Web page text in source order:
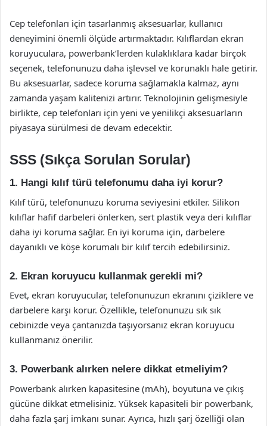
Cep telefonları için tasarlanmış aksesuarlar, kullanıcı
deneyimini önemli ölçüde artırmaktadır. Kılıflardan ekran
koruyuculara, powerbank’lerden kulaklıklara kadar birçok
seçenek, telefonunuzu daha işlevsel ve korunaklı hale getirir.
Bu aksesuarlar, sadece koruma sağlamakla kalmaz, aynı
zamanda yaşam kalitenizi artırır. Teknolojinin gelişmesiyle
birlikte, cep telefonları için yeni ve yenilikçi aksesuarların
piyasaya sürülmesi de devam edecektir.
SSS (Sıkça Sorulan Sorular)
1. Hangi kılıf türü telefonumu daha iyi korur?
Kılıf türü, telefonunuzu koruma seviyesini etkiler. Silikon
kılıflar hafif darbeleri önlerken, sert plastik veya deri kılıflar
daha iyi koruma sağlar. En iyi koruma için, darbelere
dayanıklı ve köşe korumalı bir kılıf tercih edebilirsiniz.
2. Ekran koruyucu kullanmak gerekli mi?
Evet, ekran koruyucular, telefonunuzun ekranını çiziklere ve
darbelere karşı korur. Özellikle, telefonunuzu sık sık
cebinizde veya çantanızda taşıyorsanız ekran koruyucu
kullanmanız önerilir.
3. Powerbank alırken nelere dikkat etmeliyim?
Powerbank alırken kapasitesine (mAh), boyutuna ve çıkış
gücüne dikkat etmelisiniz. Yüksek kapasiteli bir powerbank,
daha fazla şarj imkanı sunar. Ayrıca, hızlı şarj özelliği olan